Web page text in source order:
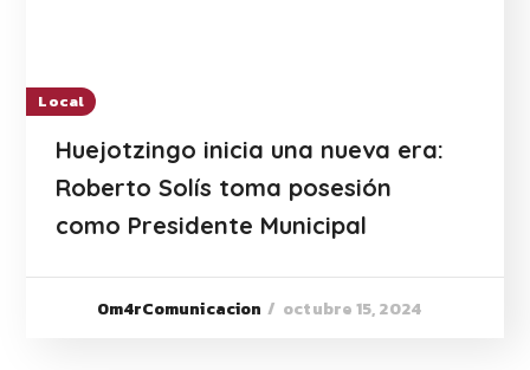
Local
Huejotzingo inicia una nueva era:
Roberto Solís toma posesión
como Presidente Municipal
0m4rComunicacion octubre 15, 2024